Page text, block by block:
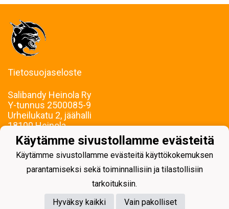
Tietosuojaseloste
Salibandy Heinola Ry
Y-tunnus 2500085-9
Urheilukatu 2, jäähalli
18100 Heinola
Puh: Saila Korhonen, 040 169 4502
E-mail: sbheinola(a)sbheinola.fi
Laskutus, taloushallinto: sbhlaskut(a)gmail.com
Vastaanotamme verkkolaskuja
Käytämme sivustollamme evästeitä
Käytämme sivustollamme evästeitä käyttökokemuksen
parantamiseksi sekä toiminnallisiin ja tilastollisiin
tarkoituksiin.
Hyväksy kaikki
Vain pakolliset